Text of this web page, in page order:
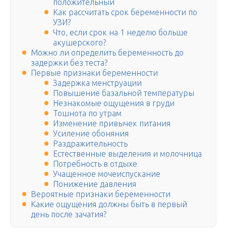
положительный
Как рассчитать срок беременности по
УЗИ?
Что, если срок на 1 неделю больше
акушерского?
Можно ли определить беременность до
задержки без теста?
Первые признаки беременности
Задержка менструации
Повышение базальной температуры
Незнакомые ощущения в груди
Тошнота по утрам
Изменение привычек питания
Усиление обоняния
Раздражительность
Естественные выделения и молочница
Потребность в отдыхе
Учащенное мочеиспускание
Понижение давления
Вероятные признаки беременности
Какие ощущения должны быть в первый
день после зачатия?